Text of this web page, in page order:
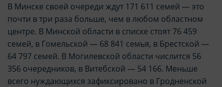
В Минске своей очереди ждут 171 611 семей — это
почти в три раза больше, чем в любом областном
центре. В Минской области в списке стоят 76 459
семей, в Гомельской — 68 841 семья, в Брестской —
64 797 семей. В Могилевской области числится 56
356 очередников, в Витебской — 54 166. Меньше
всего нуждающихся зафиксировано в Гродненской